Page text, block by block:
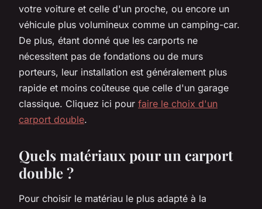
votre voiture et celle d'un proche, ou encore un
véhicule plus volumineux comme un camping-car.
De plus, étant donné que les carports ne
nécessitent pas de fondations ou de murs
porteurs, leur installation est généralement plus
rapide et moins coûteuse que celle d'un garage
classique. Cliquez ici pour faire le choix d'un
carport double.
Quels matériaux pour un carport
double ?
Pour choisir le matériau le plus adapté à la